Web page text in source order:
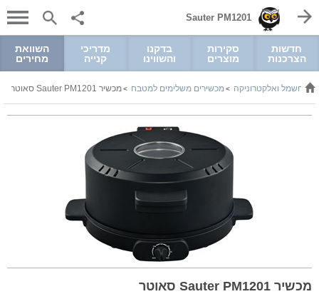
Sauter PM1201
חדשות
הצרכנות
סקירות
מוצרים
בדקנו
והשווינו
מדריכי
קנייה
השוואת
מחירים
> חשמל ואלקטרוניקה >מכשירים משלימים למטבח >מכשיר Sauter PM1201 סאוטר
מכשיר Sauter PM1201 סאוטר